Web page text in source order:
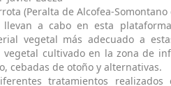
(Peralta de Alcofea-
a cabo en esta
vegetal más adecuado a
cultivado en la zona de
cebadas de otoño y alternativas.
tratamientos realizados